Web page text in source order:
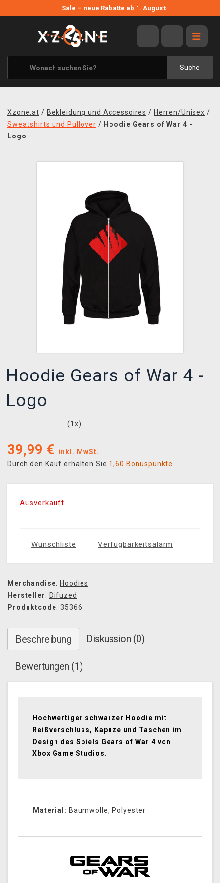
Sale – neue Rabatte ab 1. August›
Suche
ANGEBOTE
ALLE MARKEN
XZONE ORIGINALS
KLEIDUNG & ACCESSOIRES
BÜCHER & COMICS
Xzone.at / Bekleidung und Accessoires / Herren/Unisex /
Sweatshirts und Pullover / Hoodie Gears of War 4 -
Logo
Hoodie Gears of War 4 -
Logo
(1 x)
39,99 €
inkl. MwSt.
Durch den Kauf erhalten Sie 1,60 Bonuspunkte
Ausverkauft
Wunschliste Verfügbarkeitsalarm
Merchandise: Hoodies
Hersteller: Difuzed
Produktcode: 35366
Beschreibung Diskussion (0)
Bewertungen (1)
Hochwertiger schwarzer Hoodie mit
Reißverschluss, Kapuze und Taschen im
Design des Spiels Gears of War 4 von
Xbox Game Studios.
Material: Baumwolle, Polyester